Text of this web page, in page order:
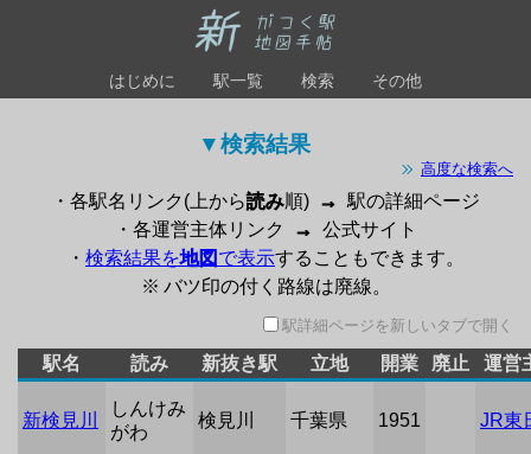
はじめに 駅一覧 検索 その他
▼検索結果
高度な検索へ
・各駅名リンク(上から読み順) → 駅の詳細ページ
・各運営主体リンク
→ 公式サイト
・ 検索結果を地図 で表示することもできます。
※ バツ印の付く路線は廃線。
駅詳細ページを新しいタブで開く
駅名 読み 新抜き駅 立地 開業 廃止 運営
新検見川
しんけみ
がわ
検見川 千葉県 1951 JR東